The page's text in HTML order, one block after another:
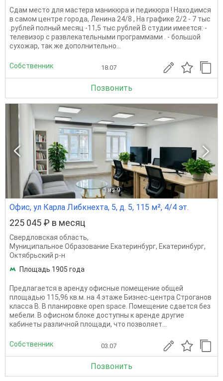
Сдам место для мастера маникюра и педикюра ! Находимся
в самом центре города, Ленина 24/8 , На графике 2/2 - 7 тыс
.рублей полный месяц -11,5 тыс.рублей В студии имеется: -
телевизор с развлекательными программами . - большой
сухожар, так же дополнительно...
Собственник 18.07
Позвонить
1 из 9
Офис, ул Карла Либкнехта, 5, д. 5, 115 м², 4/4 эт.
225 045 ₽ в месяц
Свердловская область,
Муниципальное Образование Екатеринбург, Екатеринбург,
Октябрьский р-н
Площадь 1905 года
Предлагается в аренду офисные помещение общей
площадью 115,96 кв.м. на 4 этаже Бизнес-центра Строганов
класса В. В планировке open space. Помещение сдается без
мебели. В офисном блоке доступны к аренде другие
кабинеты различной площади, что позволяет...
Собственник 03.07
Позвонить